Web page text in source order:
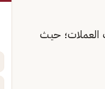
العملات؛ حيث